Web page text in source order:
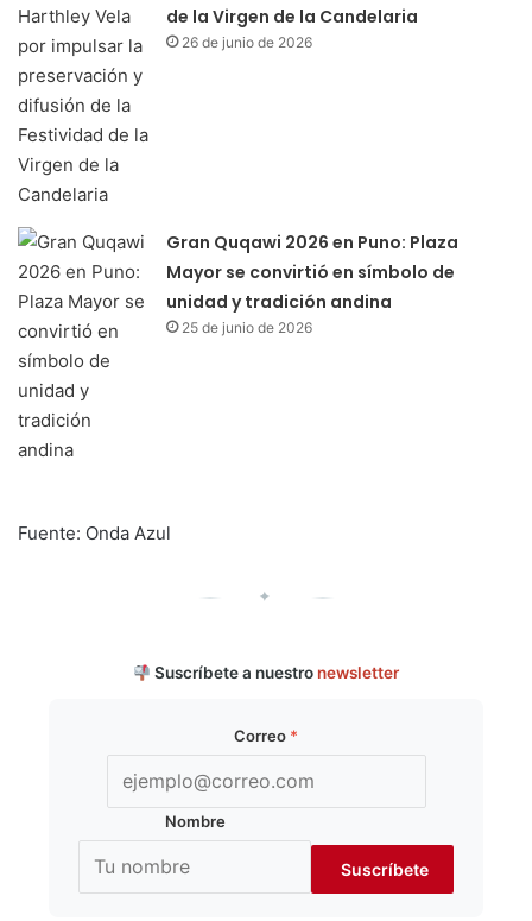
de la Virgen de la Candelaria
26 de junio de 2026
Gran Quqawi 2026 en Puno: Plaza
Mayor se convirtió en símbolo de
unidad y tradición andina
25 de junio de 2026
Fuente: Onda Azul
✦
Suscríbete a nuestro newsletter
Correo *
Nombre